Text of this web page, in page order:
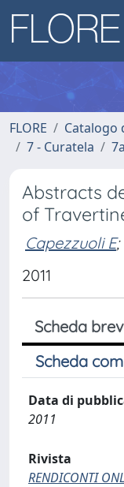
FLORE
Catalogo
7 - Curatela
Abstracts
of
Capezzuoli E;
2011
Scheda
Scheda
Data di
2011
Rivista
RENDICONTI